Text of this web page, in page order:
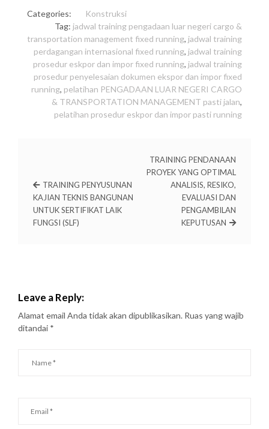
Categories:
Konstruksi
Tag: jadwal training pengadaan luar negeri cargo &
transportation management fixed running, jadwal training
perdagangan internasional fixed running, jadwal training
prosedur eskpor dan impor fixed running, jadwal training
prosedur penyelesaian dokumen ekspor dan impor fixed
running, pelatihan PENGADAAN LUAR NEGERI CARGO
& TRANSPORTATION MANAGEMENT pasti jalan,
pelatihan prosedur eskpor dan impor pasti running
TRAINING PENYUSUNAN
KAJIAN TEKNIS BANGUNAN
UNTUK SERTIFIKAT LAIK
FUNGSI (SLF)
TRAINING PENDANAAN
PROYEK YANG OPTIMAL
ANALISIS, RESIKO,
EVALUASI DAN
PENGAMBILAN
KEPUTUSAN
Leave a Reply:
Alamat email Anda tidak akan dipublikasikan. Ruas yang wajib
ditandai *